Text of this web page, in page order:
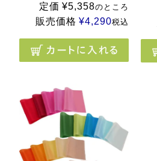
定価 ¥5,358のところ
販売価格 ¥4,290税込